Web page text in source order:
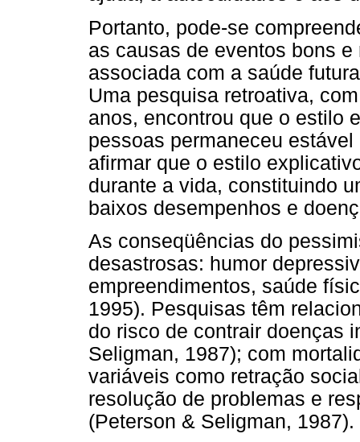
Portanto, pode-se
as causas de eventos bons
associada com a saúde
Uma pesquisa retroativa,
anos, encontrou que o estilo
pessoas permaneceu
afirmar que o estilo
durante a vida, constituindo
baixos desempenhos e
As conseqüências do
desastrosas: humor
empreendimentos, saúde
1995). Pesquisas têm
do risco de contrair doenças
Seligman, 1987); com
variáveis como retração
resolução de problemas e
(Peterson & Seligman, 1987).